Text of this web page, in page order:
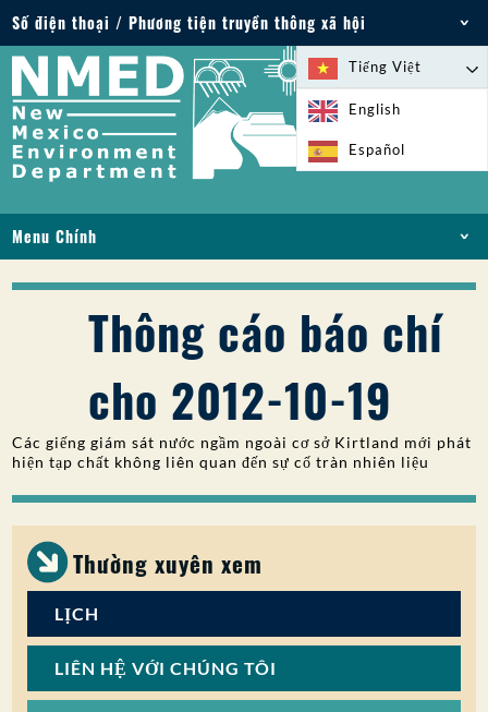
Số điện thoại / Phương tiện truyền thông xã hội
Điện thoại: 505-827-2855
1-800-219-6157
Trường hợp khẩn cấp về môi trường: 505-827-
9329 (24 giờ)
Tiếng Việt
English
Español
Menu Chính
GIẤY PHÉP VÀ GIẤY PHÉP
TUÂN THỦ VÀ THỰC THI
PFAS Ở NM
DỊCH VỤ TRỰC TUYẾN
Tìm kiếm:
Thông cáo báo chí
cho 2012-10-19
Các giếng giám sát nước ngầm ngoài cơ sở Kirtland mới phát
hiện tạp chất không liên quan đến sự cố tràn nhiên liệu
Thường xuyên xem
LỊCH
LIÊN HỆ VỚI CHÚNG TÔI